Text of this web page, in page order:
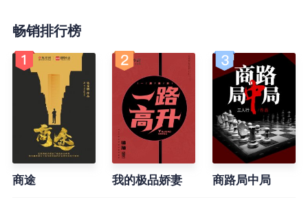
畅销排行榜
商途 我的极品娇妻 商路局中局